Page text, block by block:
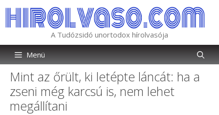
tartalomba
A Tudózsidó unortodox hírolvasója
Menü
Mint az őrült, ki letépte láncát: ha a
zseni még karcsú is, nem lehet
megállítani